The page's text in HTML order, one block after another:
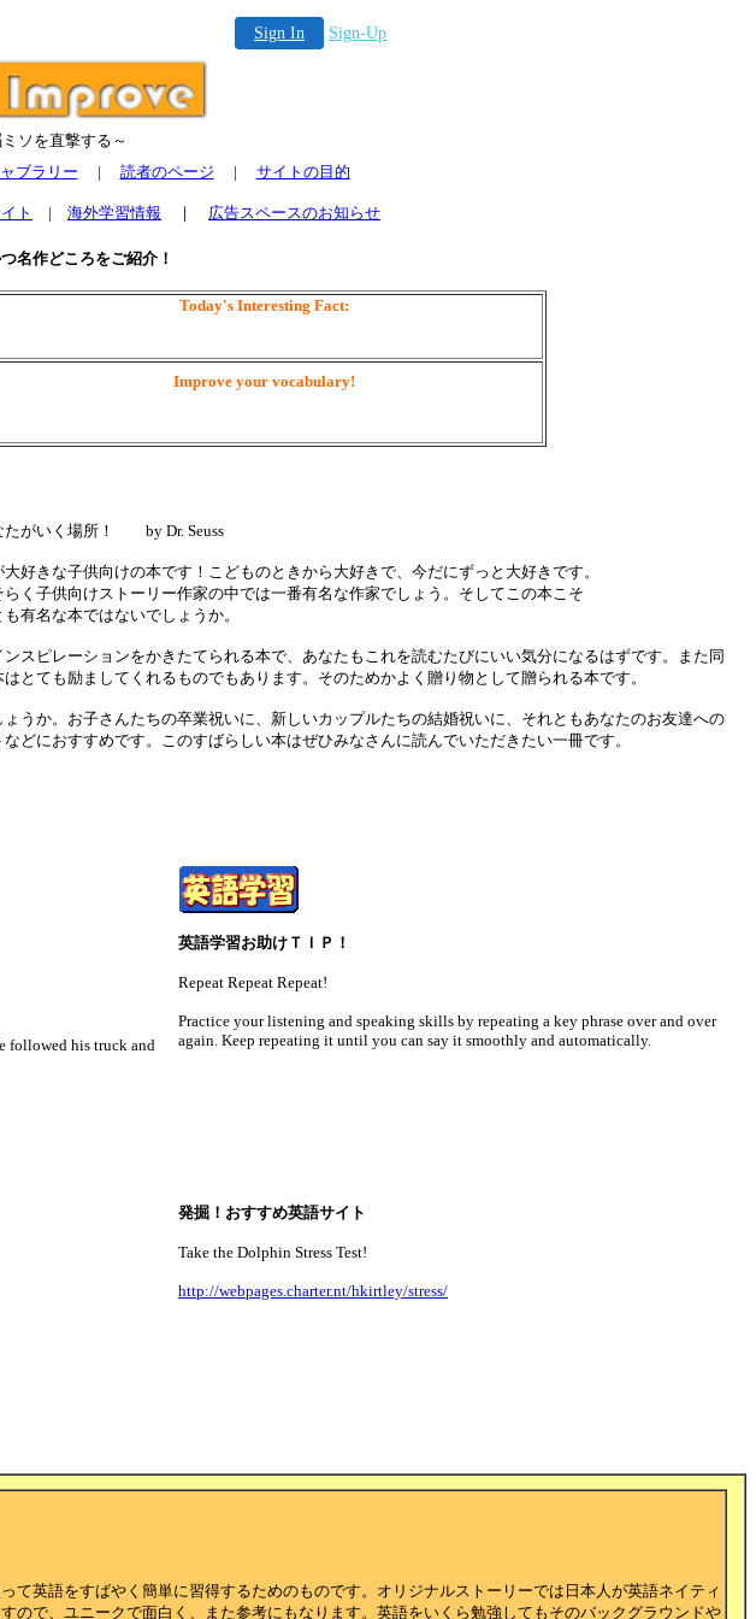
Sign In Sign-Up
ミソを直撃する～
ブラリー | 読者のページ | サイトの目的
ト | 海外学習情報 ｜ 広告スペースのお知らせ
作どころをご紹介！
Today's Interesting Fact:
Improve your vocabulary!
たがいく場所！ by Dr. Seuss
大好きな子供向けの本です！こどものときから大好きで、今だにずっと大好きです。
らく子供向けストーリー作家の中では一番有名な作家でしょう。そしてこの本こそ
有名な本ではないでしょうか。
ンスピレーションをかきたてられる本で、あなたもこれを読むたびにいい気分になるはずです。また同
とても励ましてくれるものでもあります。そのためかよく贈り物として贈られる本です。
ょうか。お子さんたちの卒業祝いに、新しいカップルたちの結婚祝いに、それともあなたのお友達への
などにおすすめです。このすばらしい本はぜひみなさんに読んでいただきたい一冊です。
followed his truck and
英語学習お助けＴＩＰ！
Repeat Repeat Repeat!
Practice your listening and speaking skills by repeating a key phrase over and over
again. Keep repeating it until you can say it smoothly and automatically.
発掘！おすすめ英語サイト
Take the Dolphin Stress Test!
http://webpages.charter.nt/hkirtley/stress/
英語をすばやく簡単に習得するためのものです。オリジナルストーリーでは日本人が英語ネイティ
で、ユニークで面白く、また参考にもなります。英語をいくら勉強してもそのバックグラウンドや